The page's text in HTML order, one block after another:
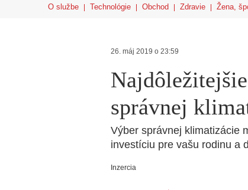
O službe Technológie Obchod Zdravie Žena,
26. máj 2019 o 23:59
správnej
Výber správnej klimatizácie
investíciu pre vašu rodinu a
Inzercia